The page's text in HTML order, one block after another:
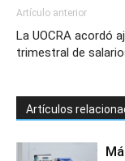
Artículo anterior
La UOCRA acordó
trimestral de
Artículos